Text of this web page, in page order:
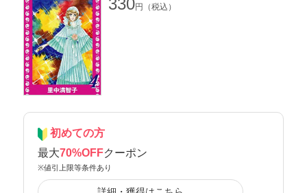
330円（税込）
初めての方
最大70%OFFクーポン
※値引上限等条件あり